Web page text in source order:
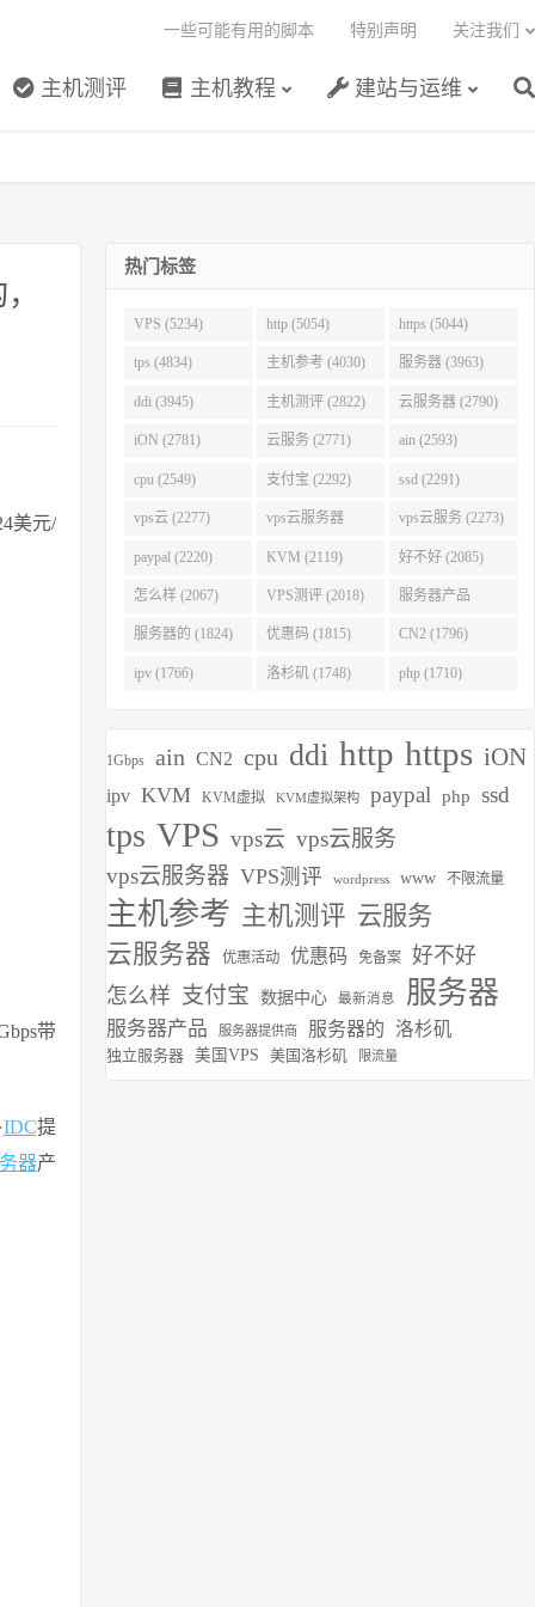
主机测评 主机教程 建站与运维
一些可能有用的脚本 特别声明 关注我们
带
IDC提
器产
热门标签
VPS (5234) http (5054) https (5044)
tps (4834) 主机参考 (4030) 服务器 (3963)
ddi (3945) 主机测评 (2822) 云服务器 (2790)
iON (2781) 云服务 (2771) ain (2593)
cpu (2549) 支付宝 (2292) ssd (2291)
vps云 (2277) vps云服务器
(2275)
vps云服务 (2273)
paypal (2220) KVM (2119) 好不好 (2085)
怎么样 (2067) VPS测评 (2018) 服务器产品
(1938)
服务器的 (1824) 优惠码 (1815) CN2 (1796)
ipv (1766) 洛杉矶 (1748) php (1710)
1Gbps ain CN2 cpu ddi http https iON
ipv KVM KVM虚拟 KVM虚拟架构 paypal php ssd
tps VPS vps云 vps云服务
vps云服务器 VPS测评 wordpress www 不限流量
主机参考 主机测评 云服务
云服务器
优惠活动 优惠码 免备案
好不好
怎么样 支付宝 数据中心 最新消息 服务器
服务器产品 服务器提供商 服务器的 洛杉矶
独立服务器 美国VPS 美国洛杉矶 限流量